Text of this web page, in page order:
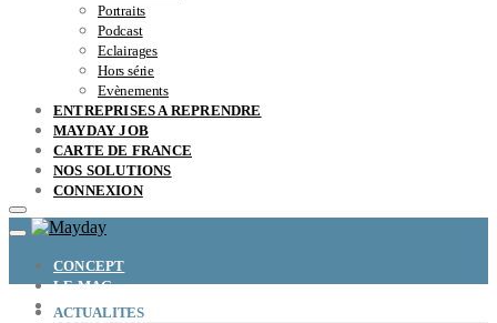
Portraits
Podcast
Eclairages
Hors série
Evènements
ENTREPRISES A REPRENDRE
MAYDAY JOB
CARTE DE FRANCE
NOS SOLUTIONS
CONNEXION
CONCEPT
LE MAG
ENTREPRISES A REPRENDRE
ACTUALITES